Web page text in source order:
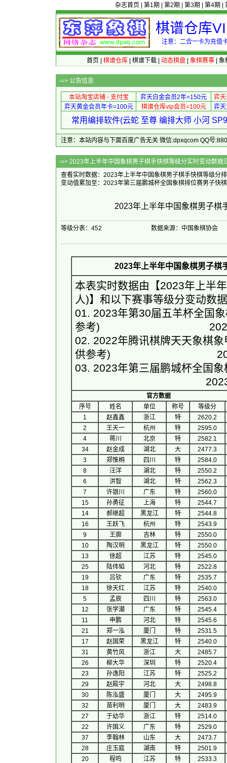
杂志首页 第1期 第2期 第3期 第4期
棋谱仓库
注意：二合一卡为充值
首页 棋谱仓库| 棋谱下载| 动态棋盘| 象棋赛事| 象
-=> 公告信息
本站淘宝店铺 - 支付宝 弈天白金会员2年=150元
弈
弈天黄金会员年卡=100元
棋谱仓库vip会员=100元 弈
常用编排软件(云蛇 至尊 编排大师 小河
注意：本站内容与下面百度广告无关 微信:dpxqcom QQ号
-=> 2023年上半年中国象棋男子棋手快棋等
查看实时数据：2023年上半年中国象棋男子棋手快棋等级分
变动值累加至：2023年第三届鹏城杯全国象棋排位赛男子快
2023年上半年中国象棋男子棋
等级分表：452 数据来源：中国象棋协会
2023年上半年中国象棋男子棋
本表实时数据由【2023年上半
人)】和以下赛事等级分变动数
01. 2023年第30届五羊杯全国
参考) 2023-02-01 -
02. 2022年腾讯棋牌天天象棋
供参考) 2022-07-20
03. 2023年第三届鹏城杯全国
2023-02-26 -
官方数据
序号
姓名 单位 称号
等级分
1
赵鑫鑫 浙江 特
2620.2
2
王天一 杭州 特
2595.0
4
蒋川 北京 特
2582.1
34
赵金成 湖北 大
2477.3
3
郑惟桐 四川 特
2584.0
8
汪洋 湖北 特
2550.2
6
洪智 湖北 特
2562.3
7
许银川 广东 特
2560.0
15
孙勇征 上海 特
2544.7
14
郝继超 黑龙江 特
2544.8
16
王跃飞 杭州 特
2543.9
9
王廓 吉林 特
2550.0
10
陶汉明 黑龙江 特
2550.0
13
徐超 江苏 特
2545.0
25
陆伟韬 河北 特
2522.8
19
吕钦 广东 特
2535.7
18
徐天红 江苏 特
2540.0
5
孟辰 四川 特
2563.0
12
张学潮 广东 特
2545.4
11
申鹏 河北 特
2545.6
21
郑一泓 厦门 特
2531.5
17
赵国荣 黑龙江 特
2540.0
31
黄竹风 浙江 大
2485.7
26
柳大华 深圳 特
2520.4
23
孙逸阳 江苏 特
2525.2
29
赵殿宇 河北 大
2498.8
30
陈泓盛 厦门 大
2495.9
32
苗利明 厦门 大
2483.9
27
于幼华 浙江 特
2514.0
22
许国义 广东 特
2529.0
37
李翰林 山东 大
2473.7
28
庄玉庭 湖南 特
2501.9
20
程鸣 江苏 特
2533.3